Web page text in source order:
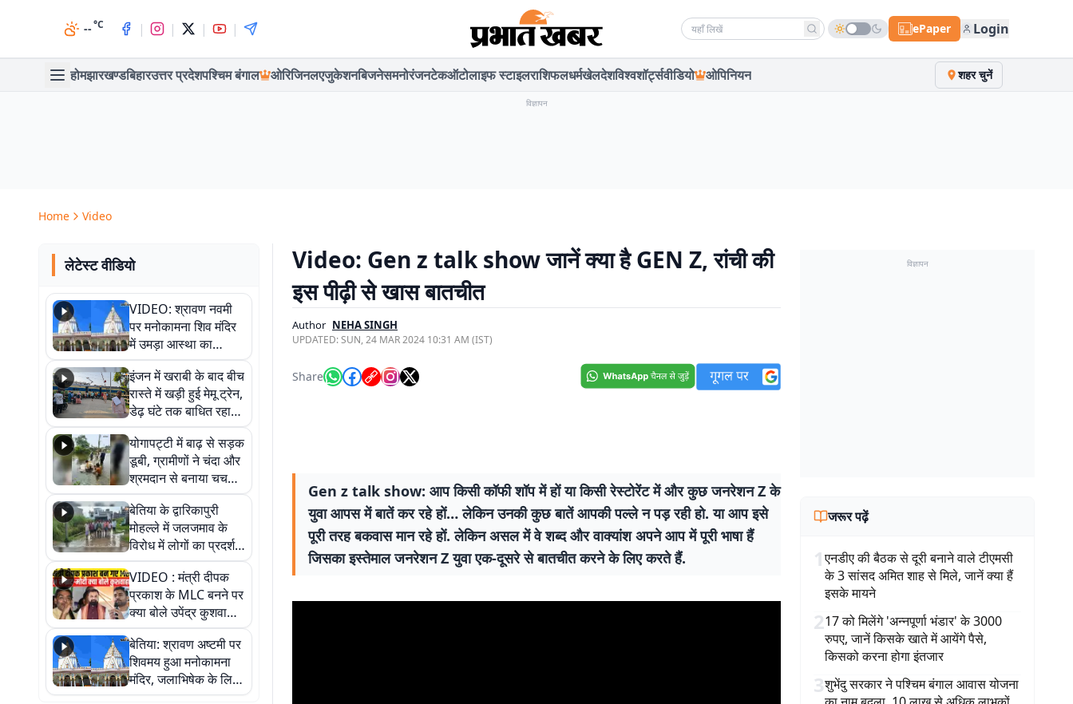
--°C | | | | Search news ePaper Login
होमझारखण्डबिहारउत्तर प्रदेशपश्चिम बंगाल ओरिजिनलएजुकेशनबिजनेसमनोरंजनटेकऑटोलाइफ स्टाइलराशिफलधर्मखेलदेशविश्वशॉर्ट्सवीडियो ओपिनियन शहर चुनें
विज्ञापन
Home Video
लेटेस्ट वीडियो
VIDEO: श्रावण नवमी
पर मनोकामना शिव मंदिर
में उमड़ा आस्था का
सैलाब, हर-हर महादेव के
जयघोष से गूंजा परिसर
इंजन में खराबी के बाद बीच
रास्ते में खड़ी हुई मेमू ट्रेन,
डेढ़ घंटे तक बाधित रहा
आवागमन
योगापट्टी में बाढ़ से सड़क
डूबी, ग्रामीणों ने चंदा और
श्रमदान से बनाया चचरी
पुल
बेतिया के द्वारिकापुरी
मोहल्ले में जलजमाव के
विरोध में लोगों का प्रदर्शन,
स्थायी समाधान की मांग
VIDEO : मंत्री दीपक
प्रकाश के MLC बनने पर
क्या बोले उपेंद्र कुशवाहा,
सुनिए
बेतिया: श्रावण अष्टमी पर
शिवमय हुआ मनोकामना
मंदिर, जलाभिषेक के लिए
लगी लंबी कतारें
Video: Gen z talk show जानें क्या है GEN Z, रांची की
इस पीढ़ी से खास बातचीत
Author NEHA SINGH
UPDATED:SUN, 24 MAR 2024 10:31 AM (IST)
Share
Gen z talk show: आप किसी कॉफी शॉप में हों या किसी रेस्टोरेंट में और कुछ जनरेशन Z के
युवा आपस में बातें कर रहे हों… लेकिन उनकी कुछ बातें आपकी पल्ले न पड़ रही हो. या आप इसे
पूरी तरह बकवास मान रहे हों. लेकिन असल में वे शब्द और वाक्यांश अपने आप में पूरी भाषा हैं
जिसका इस्तेमाल जनरेशन Z युवा एक-दूसरे से बातचीत करने के लिए करते हैं.
विज्ञापन
जरूर पढ़ें
1एनडीए की बैठक से दूरी बनाने वाले टीएमसी
के 3 सांसद अमित शाह से मिले, जानें क्या हैं
इसके मायने
217 को मिलेंगे 'अन्नपूर्णा भंडार' के 3000
रुपए, जानें किसके खाते में आयेंगे पैसे,
किसको करना होगा इंतजार
3शुभेंदु सरकार ने पश्चिम बंगाल आवास योजना